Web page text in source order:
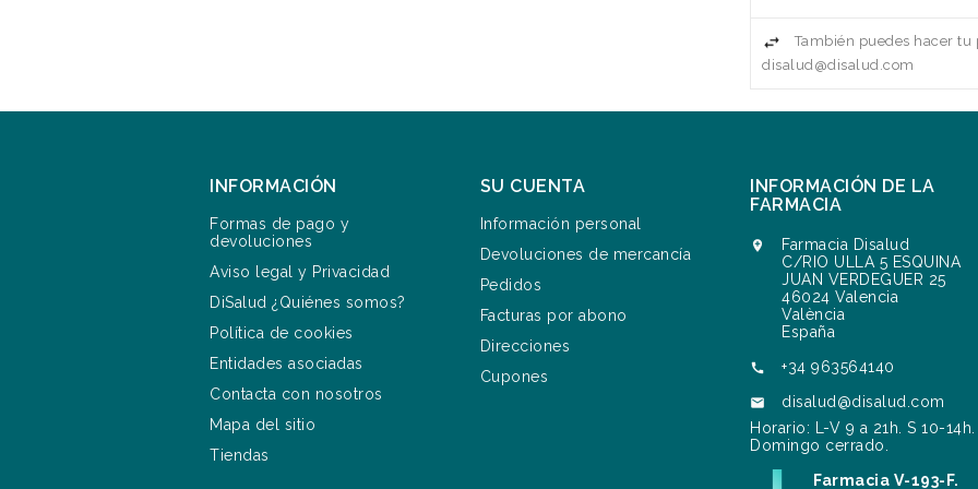
También puedes hacer
disalud@disalud.com
INFORMACIÓN
Formas de pago y
devoluciones
Aviso legal y Privacidad
DiSalud ¿Quiénes somos?
Política de cookies
Entidades asociadas
Contacta con nosotros
Mapa del sitio
Tiendas
SU CUENTA
Información personal
Devoluciones de mercancía
Pedidos
Facturas por abono
Direcciones
Cupones
INFORMACIÓN DE LA
FARMACIA

Farmacia Disalud
C/RIO ULLA 5 ESQUINA
JUAN VERDEGUER 25
46024 Valencia
València
España
 +34 963564140

disalud@disalud.com
Horario: L-V 9 a 21h. S 10-14h.
Domingo cerrado.
Farmacia V-193-F.